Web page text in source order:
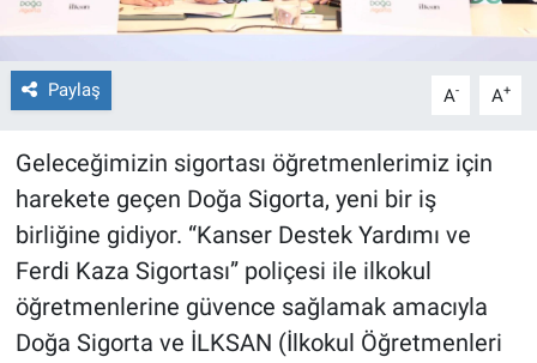
Paylaş A- A+
Geleceğimizin sigortası öğretmenlerimiz için
harekete geçen Doğa Sigorta, yeni bir iş
birliğine gidiyor. “Kanser Destek Yardımı ve
Ferdi Kaza Sigortası” poliçesi ile ilkokul
öğretmenlerine güvence sağlamak amacıyla
Doğa Sigorta ve İLKSAN (İlkokul Öğretmenleri